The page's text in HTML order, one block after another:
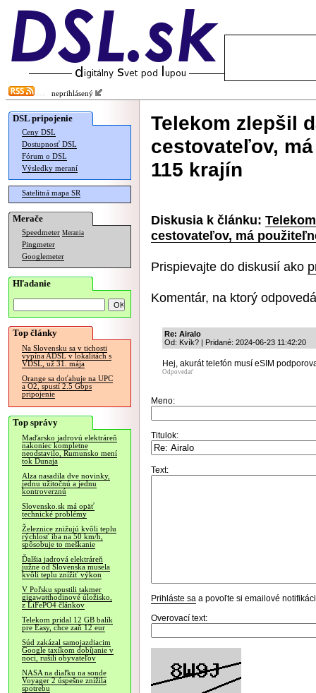
neprihlásený
DSL pripojenie
Ceny DSL
Dostupnosť DSL
Fórum o DSL
Výsledky meraní
Satelitná mapa SR
Merače
Speedmeter Merania
Pingmeter
Googlemeter
Hľadanie
Top články
Na Slovensku sa v tichosti
vypína ADSL v lokalitách s
VDSL, už 31. mája
Orange sa doťahuje na UPC
a O2, spustí 2.5 Gbps
pripojenie
Top správy
Maďarsko jadrovú elektráreň
nakoniec kompletne
neodstavilo, Rumunsko mení
tok Dunaja
Alza nasadila dve novinky,
jednu užitočnú a jednu
kontroverznú
Slovensko.sk má opäť
technické problémy
Železnice znižujú kvôli teplu
rýchlosť iba na 50 km/h,
spôsobuje to meškanie
Ďalšia jadrová elektráreň
južne od Slovenska musela
kvôli teplu znížiť výkon
V Poľsku spustili takmer
gigawatthodinové úložisko,
z LiFePO4 článkov
Telekom pridal 12 GB balík
pre Easy, chce zaň 12 eur
Súd zakázal samojazdiacim
Google taxíkom dobíjanie v
noci, rušili obyvateľov
NASA na diaľku na sonde
Voyager 2 úspešne znížila
spotrebu
Telekom zlepšil
cestovateľov,
115 krajín
Diskusia k článku:
cestovateľov, má
Prispievajte do diskusií ako
Komentár, na ktorý
Re: Airalo
Od: Kvík? | Pridané: 2024-06-23 11:42:20
Hej, akurát telefón musí eSIM
Odpovedať
Meno:
Titulok:
Text:
Prihláste sa a povoľte si emailové
Overovací text: